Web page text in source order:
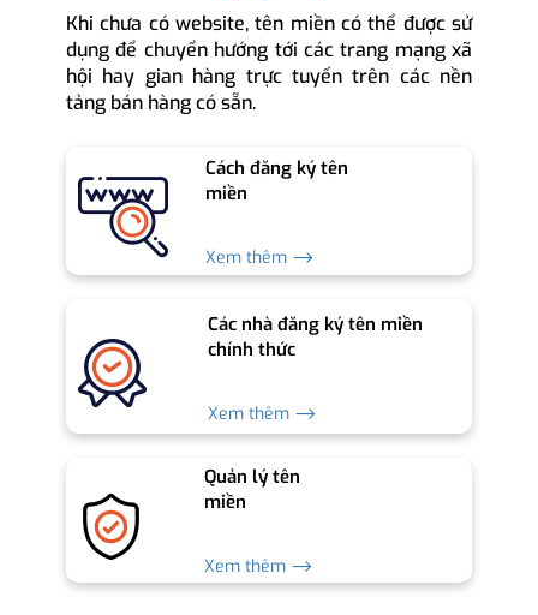
Khi chưa có website, tên miền có thể được sử
dụng để chuyển hướng tới các trang mạng xã
hội hay gian hàng trực tuyến trên các nền
tảng bán hàng có sẵn.
Cách đăng ký tên
miền
Xem thêm ⟶
Các nhà đăng ký tên miền
chính thức
Xem thêm ⟶
Quản lý tên
miền
Xem thêm ⟶